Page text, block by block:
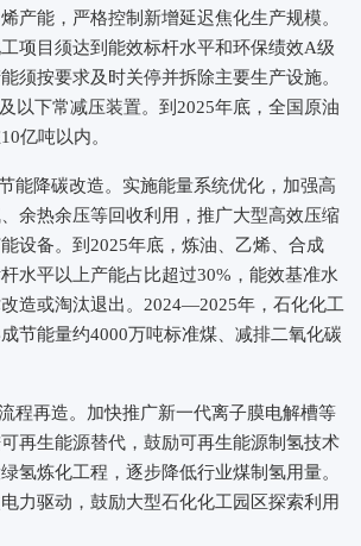
产能，严格控制新增延迟焦化生产规模。
项目须达到能效标杆水平和环保绩效A级
须按要求及时关停并拆除主要生产设施。
以下常减压装置。到2025年底，全国原油
亿吨以内。
能降碳改造。实施能量系统优化，加强高
余热余压等回收利用，推广大型高效压缩
设备。到2025年底，炼油、乙烯、合成
水平以上产能占比超过30%，能效基准水
造或淘汰退出。2024—2025年，石化化工
节能量约4000万吨标准煤、减排二氧化碳
程再造。加快推广新一代离子膜电解槽等
再生能源替代，鼓励可再生能源制氢技术
氢炼化工程，逐步降低行业煤制氢用量。
力驱动，鼓励大型石化化工园区探索利用